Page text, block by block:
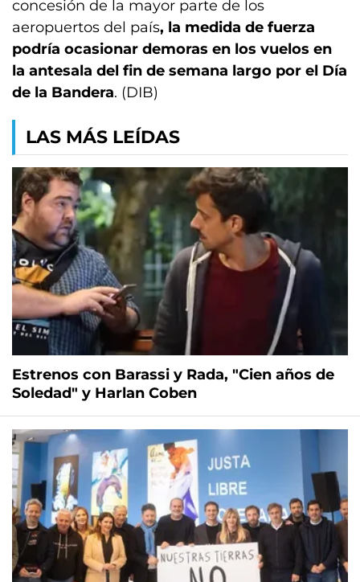
concesión de la mayor parte de los
aeropuertos del país, la medida de fuerza
podría ocasionar demoras en los vuelos en
la antesala del fin de semana largo por el Día
de la Bandera. (DIB)
LAS MÁS LEÍDAS
Estrenos con Barassi y Rada, "Cien años de
Soledad" y Harlan Coben